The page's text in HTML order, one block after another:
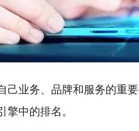
业务、品牌和服务的重
擎中的排名。